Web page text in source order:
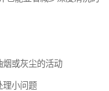
烟或灰尘的活动
理小问题